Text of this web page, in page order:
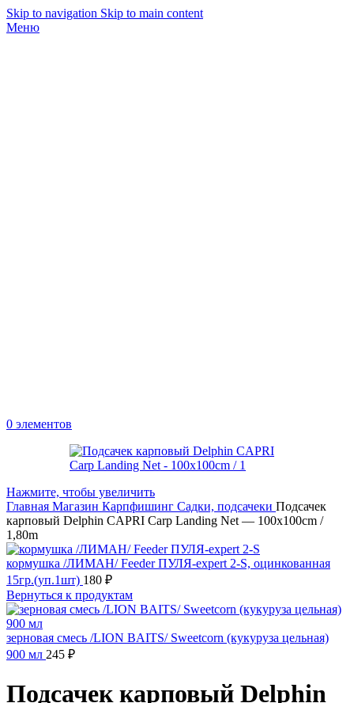
Skip to navigation Skip to main content
Меню
0 элементов
Нажмите, чтобы увеличить
Главная Магазин Карпфишинг Садки, подсачеки Подсачек
карповый Delphin CAPRI Carp Landing Net — 100x100cm /
1,80m
кормушка /ЛИМАН/ Feeder ПУЛЯ-expert 2-S, оцинкованная
15гр.(уп.1шт) 180 ₽
Вернуться к продуктам
зерновая смесь /LION BAITS/ Sweetcorn (кукуруза цельная)
900 мл 245 ₽
Подсачек карповый Delphin